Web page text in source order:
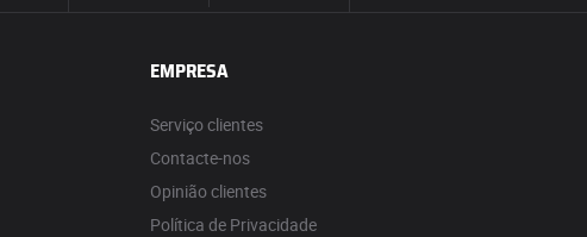
EMPRESA
Serviço clientes
Contacte-nos
Opinião clientes
Política de Privacidade